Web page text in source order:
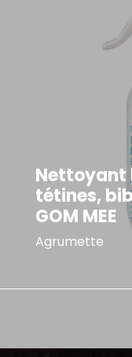
Nettoyant
tétines,
GOM MEE
Agrumette